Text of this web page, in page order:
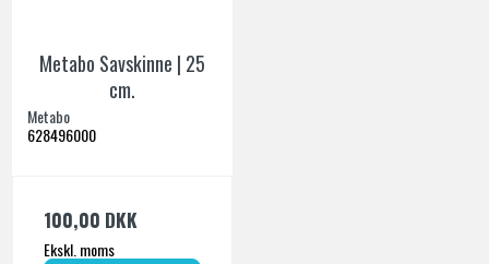
Metabo Savskinne | 25
cm.
Metabo
628496000
100,00 DKK
Ekskl. moms